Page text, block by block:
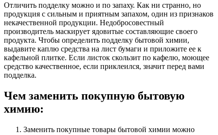
Отличить подделку можно и по запаху. Как ни странно, но
продукция с сильным и приятным запахом, один из признаков
некачественной продукции. Недобросовестный
производитель маскирует ядовитые составляющие своего
продукта. Чтобы определить подделку бытовой химии,
выдавите каплю средства на лист бумаги и приложите ее к
кафельной плитке. Если листок скользит по кафелю, моющее
средство качественное, если приклеился, значит перед вами
подделка.
Чем заменить покупную бытовую
химию:
Заменить покупные товары бытовой химии можно